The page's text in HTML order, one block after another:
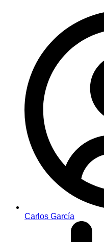
Carlos García